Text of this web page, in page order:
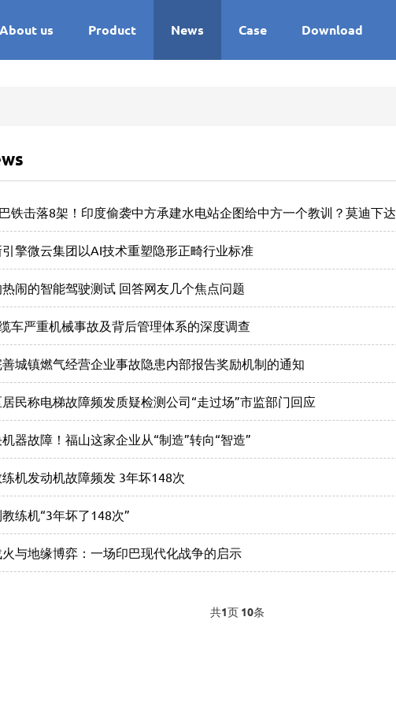
About us Product News Case Download
铁击落8架！印度偷袭中方承建水电站企图给中方一个教训？莫迪下达
擎微云集团以AI技术重塑隐形正畸行业标准
闹的智能驾驶测试 回答网友几个焦点问题
车严重机械事故及背后管理体系的深度调查
城镇燃气经营企业事故隐患内部报告奖励机制的通知
民称电梯故障频发质疑检测公司“走过场”市监部门回应
器故障！福山这家企业从“制造”转向“智造”
机发动机故障频发 3年坏148次
练机“3年坏了148次”
与地缘博弈：一场印巴现代化战争的启示
共1页 10条